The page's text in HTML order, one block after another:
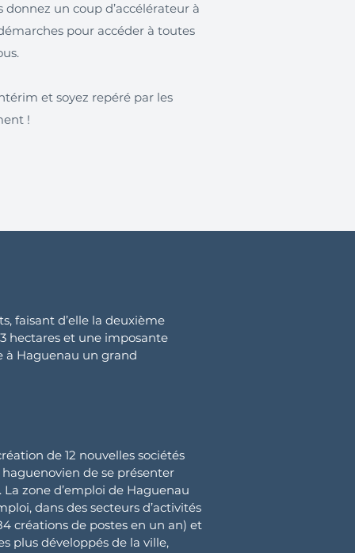
un coup d’accélérateur à
pour accéder à toutes
et soyez repéré par les
!
faisant d’elle la deuxième
hectares et une imposante
à Haguenau un grand
de 12 nouvelles sociétés
de se présenter
zone d’emploi de Haguenau
dans des secteurs d’activités
créations de postes en un an) et
plus développés de la ville,